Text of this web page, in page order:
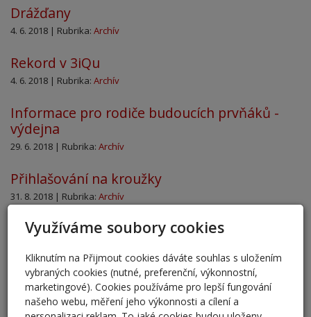
Drážďany
4. 6. 2018 | Rubrika: Archív
Rekord v 3iQu
4. 6. 2018 | Rubrika: Archív
Informace pro rodiče budoucích prvňáků -
výdejna
29. 6. 2018 | Rubrika: Archív
Přihlašování na kroužky
31. 8. 2018 | Rubrika: Archív
Schůzka rodičů budoucích prvňáčků
Sušice 21. ‒ 25. května
29. 6. 2018 | Rubrika: Archív
Využíváme soubory cookies
Kliknutím na Přijmout cookies dáváte souhlas s uložením
vybraných cookies (nutné, preferenční, výkonnostní,
marketingové). Cookies používáme pro lepší fungování
našeho webu, měření jeho výkonnosti a cílení a